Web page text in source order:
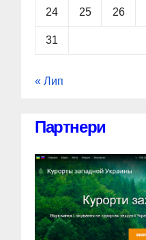
24 25 26
31
« Лип
Партнери